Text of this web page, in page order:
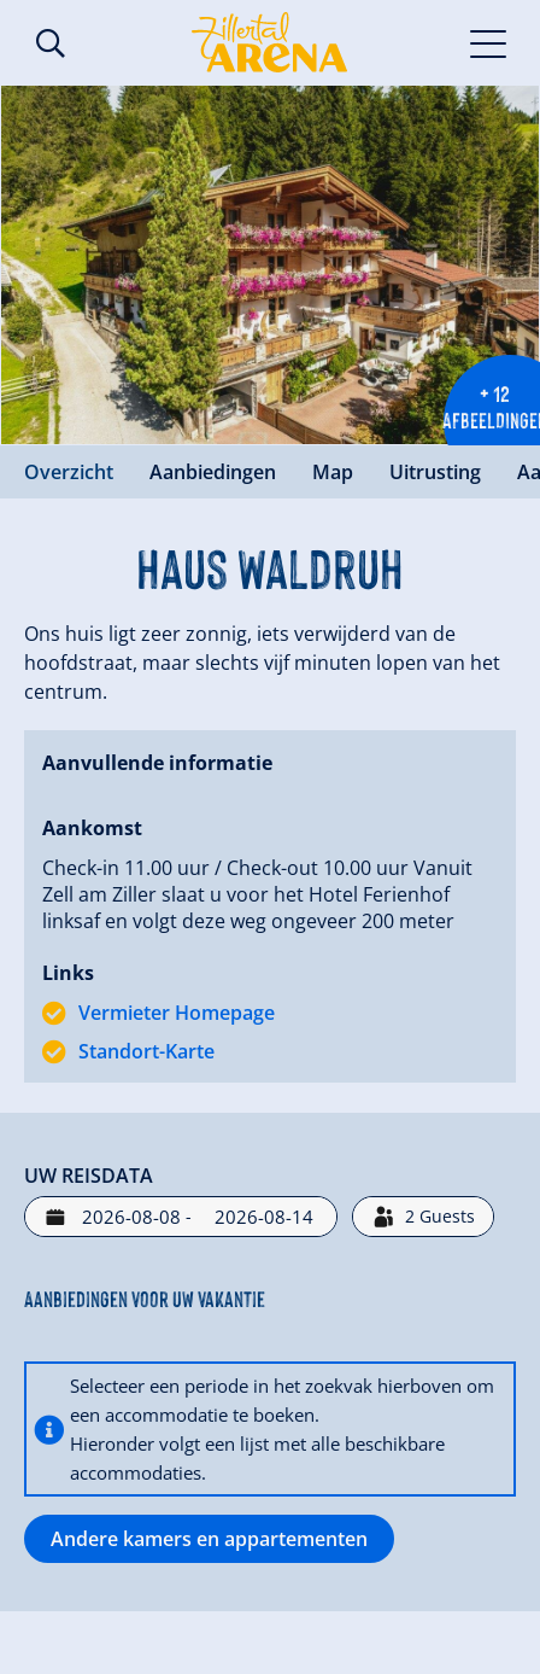
+ 12
Overzicht Aanbiedingen Map Uitrusting
Haus Waldruh
Ons huis ligt zeer zonnig, iets verwijderd van de
hoofdstraat, maar slechts vijf minuten lopen van het
centrum.
Aanvullende informatie
Aankomst
Check-in 11.00 uur / Check-out 10.00 uur Vanuit
Zell am Ziller slaat u voor het Hotel Ferienhof
linksaf en volgt deze weg ongeveer 200 meter
Links
Vermieter Homepage
Standort-Karte
UW REISDATA
- 2 Guests
Aanbiedingen voor uw vakantie
Selecteer een periode in het zoekvak hierboven om
een accommodatie te boeken.
Hieronder volgt een lijst met alle beschikbare
accommodaties.
Andere kamers en appartementen